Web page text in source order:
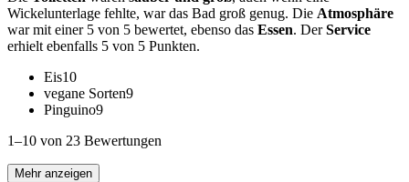
Wickelunterlage fehlte, war das Bad groß genug. Die Atmosphäre
war mit einer 5 von 5 bewertet, ebenso das Essen. DerService
erhielt ebenfalls 5 von 5 Punkten.
Eis10
vegane Sorten9
Pinguino9
1–10 von 23 Bewertungen
Mehr anzeigen